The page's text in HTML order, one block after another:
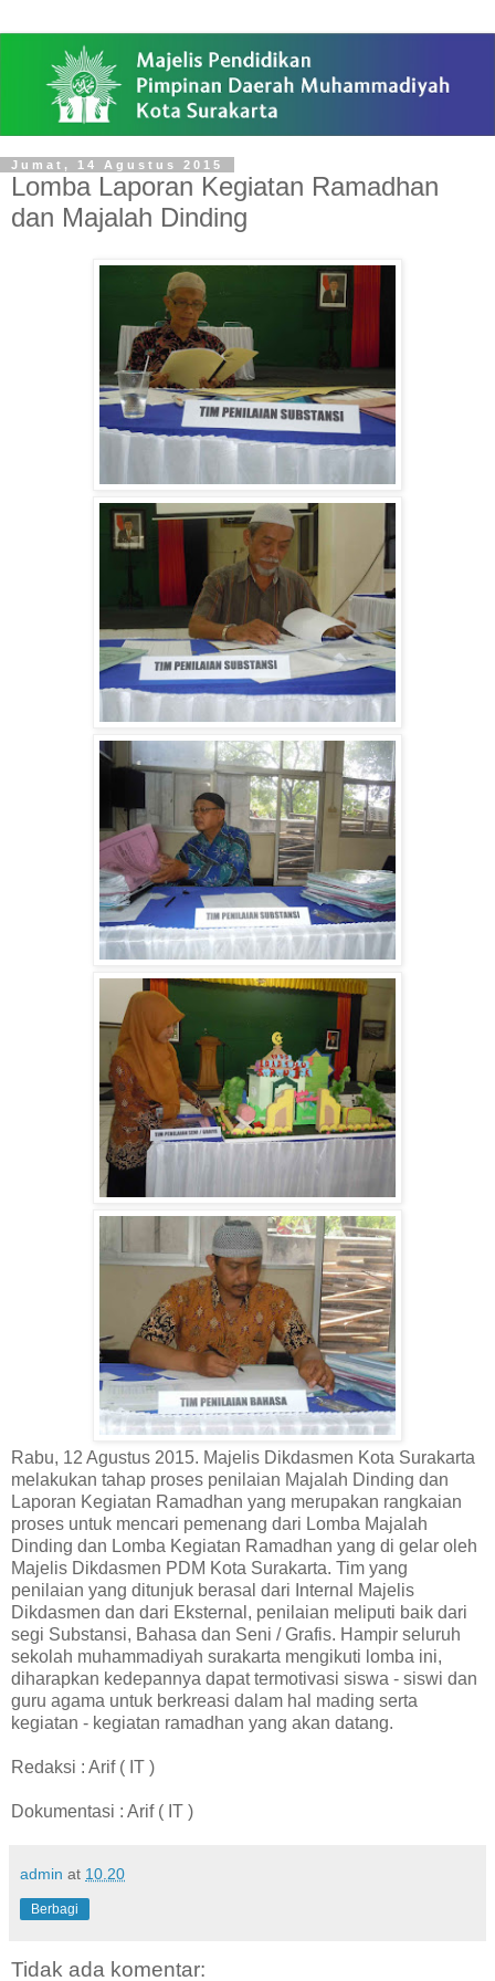
Jumat, 14 Agustus 2015
Lomba Laporan Kegiatan Ramadhan
dan Majalah Dinding
Rabu, 12 Agustus 2015. Majelis Dikdasmen Kota Surakarta
melakukan tahap proses penilaian Majalah Dinding dan
Laporan Kegiatan Ramadhan yang merupakan rangkaian
proses untuk mencari pemenang dari Lomba Majalah
Dinding dan Lomba Kegiatan Ramadhan yang di gelar oleh
Majelis Dikdasmen PDM Kota Surakarta. Tim yang
penilaian yang ditunjuk berasal dari Internal Majelis
Dikdasmen dan dari Eksternal, penilaian meliputi baik dari
segi Substansi, Bahasa dan Seni / Grafis. Hampir seluruh
sekolah muhammadiyah surakarta mengikuti lomba ini,
diharapkan kedepannya dapat termotivasi siswa - siswi dan
guru agama untuk berkreasi dalam hal mading serta
kegiatan - kegiatan ramadhan yang akan datang.
Redaksi : Arif ( IT )
Dokumentasi : Arif ( IT )
admin at 10.20
Berbagi
Tidak ada komentar: